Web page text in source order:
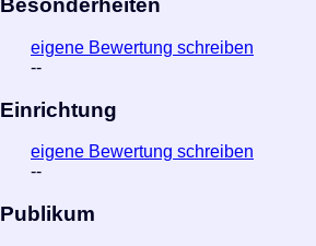
Besonderheiten
eigene Bewertung schreiben
--
Einrichtung
eigene Bewertung schreiben
--
Publikum